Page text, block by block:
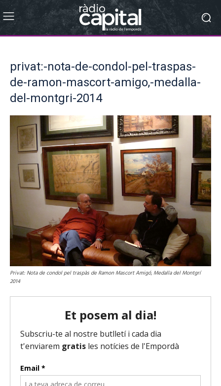
privat:-nota-de-condol-pel-traspas-
de-ramon-mascort-amigo,-medalla-
del-montgri-2014
Privat: Nota de condol pel traspàs de Ramon Mascort Amigó, Medalla del Montgrí
2014